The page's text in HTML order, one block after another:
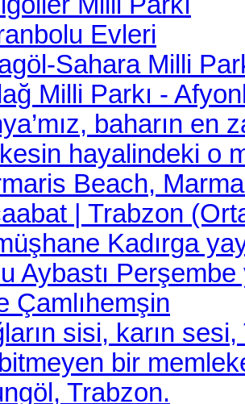
Evleri
Sahara Milli
Milli Parkı -
baharın en
hayalindeki o
Beach,
| Trabzon
Kadırga
Aybastı Perşembe
Çamlıhemşin
sisi, karın
bir
Trabzon.